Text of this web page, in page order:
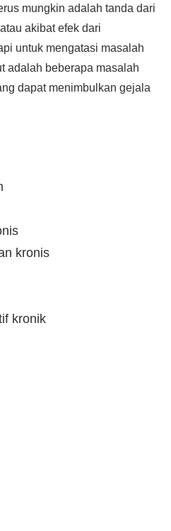
mungkin adalah tanda dari
akibat efek dari
untuk mengatasi masalah
adalah beberapa masalah
dapat menimbulkan gejala
kronis
kronik